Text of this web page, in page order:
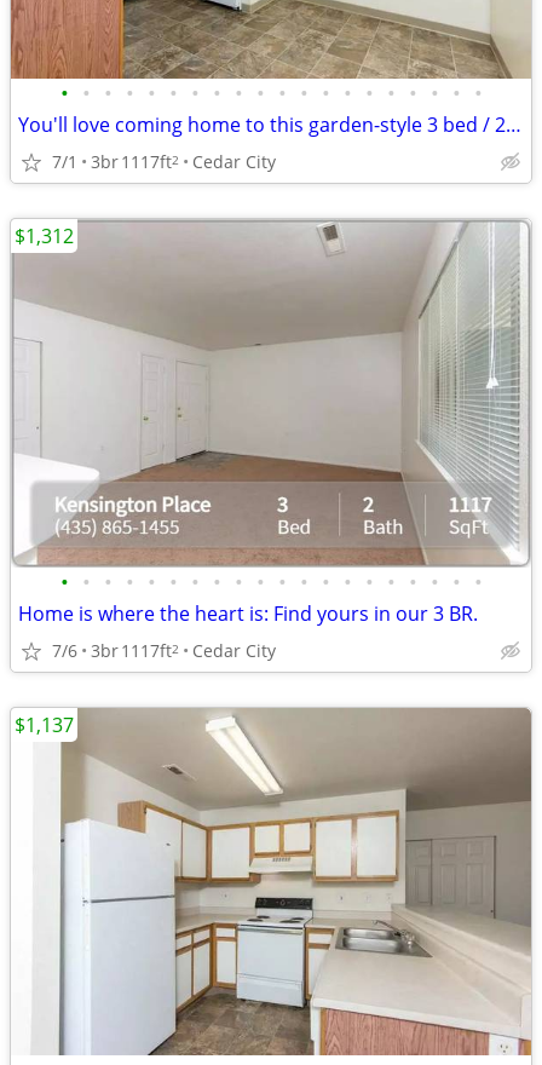
• • • • • • • • • • • • • • • • • • • •
You'll love coming home to this garden-style 3 bed / 2 bath!
7/1 3br1117ft2 Cedar City
• • • • • • • • • • • • • • • • • • • •
Home is where the heart is: Find yours in our 3 BR.
7/6 3br1117ft2 Cedar City
$1,312
$1,137